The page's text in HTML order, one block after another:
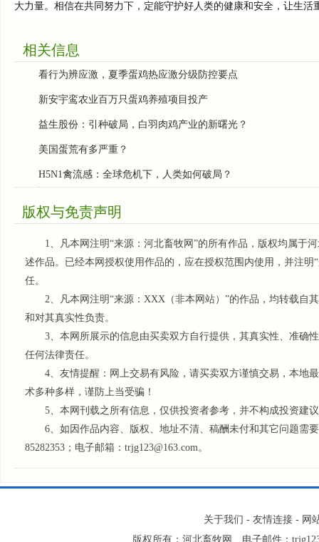
大力量。相信在共同努力下，定能守护好人类的健康和安全，让生活
相关信息
看行为辨应激，夏季蛋鸡热应激分级防控要点
新安宇鸾农业百万只蛋鸡养殖项目投产
益生股份：引种破局，白羽肉鸡产业的新曙光？
美国蛋荒有多严重？
H5N1禽流感：全球危机下，人类如何破局？
版权与免责声明
1、凡本网注明“来源：河北畜牧网”的所有作品，版权均属于
述作品。已经本网授权使用作品的，应在授权范围内使用，并注
任。
2、凡本网注明“来源：XXX（非本网站）”的作品，均转载自
和对其真实性负责。
3、本网所展示的信息由买卖双方自行提供，其真实性、准确
任何法律责任。
4、友情提醒：网上交易有风险，请买卖双方谨慎交易，本地
术多种多样，谨防上当受骗！
5、本网刊载之所有信息，仅供投资者参考 ，并不构成投资建
6、如因作品内容、版权、地址不清、稿酬未付和其它问题需要
85282353；电子邮箱：trjg123@163.com。
关于我们 - 友情连接 - 网
版权所有：河北畜牧网 电子邮件：